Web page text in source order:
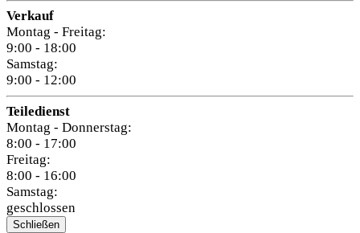
Verkauf
Montag - Freitag:
9:00 - 18:00
Samstag:
9:00 - 12:00
Teiledienst
Montag - Donnerstag:
8:00 - 17:00
Freitag:
8:00 - 16:00
Samstag:
geschlossen
Schließen